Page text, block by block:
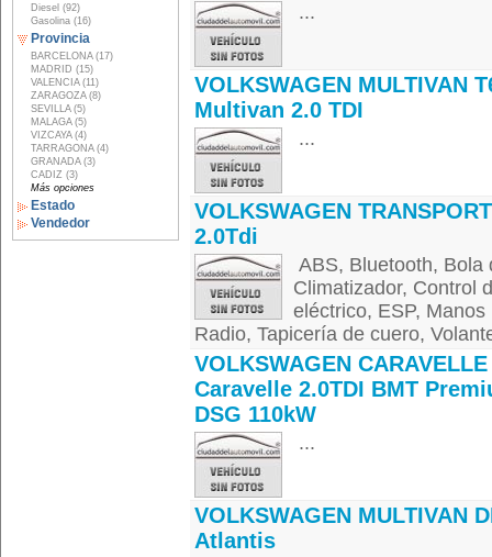
Diesel (92)
Gasolina (16)
Provincia
BARCELONA (17)
MADRID (15)
VALENCIA (11)
ZARAGOZA (8)
SEVILLA (5)
MALAGA (5)
VIZCAYA (4)
TARRAGONA (4)
GRANADA (3)
CADIZ (3)
Más opciones
Estado
Vendedor
...
VOLKSWAGEN MULTIVAN
Multivan 2.0 TDI
...
VOLKSWAGEN
2.0Tdi
ABS, Bluetooth, Bola
Climatizador, Control
eléctrico, ESP,
Radio, Tapicería de cuero,
VOLKSWAGEN
Caravelle 2.0TDI BMT
DSG 110kW
...
VOLKSWAGEN MULTIVAN
Atlantis